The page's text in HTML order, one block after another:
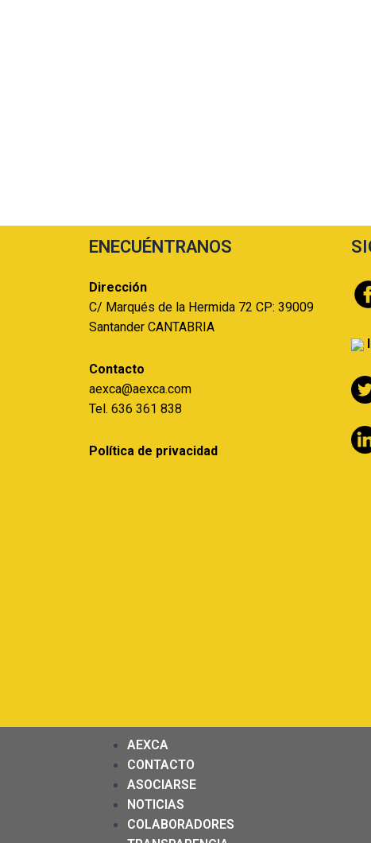
ENECUÉNTRANOS
Dirección
C/ Marqués de la Hermida 72 CP: 39009
Santander CANTABRIA
Contacto
aexca@aexca.com
Tel. 636 361 838
Política de privacidad
AEXCA
CONTACTO
ASOCIARSE
NOTICIAS
COLABORADORES